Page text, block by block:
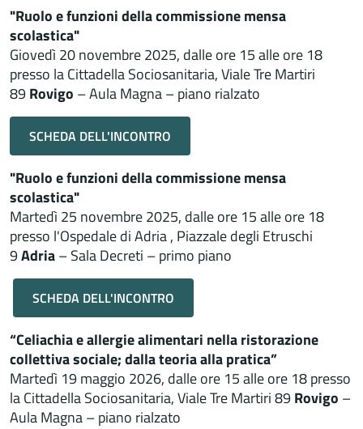
"Ruolo e funzioni della commissione mensa
scolastica"
Giovedì 20 novembre 2025, dalle ore 15 alle ore 18
presso la Cittadella Sociosanitaria, Viale Tre Martiri
89Rovigo – Aula Magna – piano rialzato
SCHEDA DELL'INCONTRO
"Ruolo e funzioni della commissione mensa
scolastica"
Martedì 25 novembre 2025, dalle ore 15 alle ore 18
presso l'Ospedale di Adria , Piazzale degli Etruschi
9Adria– Sala Decreti – primo piano
SCHEDA DELL'INCONTRO
“Celiachia e allergie alimentari nella ristorazione
collettiva sociale; dalla teoria alla pratica”
Martedì 19 maggio 2026, dalle ore 15 alle ore 18 presso
la Cittadella Sociosanitaria, Viale Tre Martiri 89Rovigo –
Aula Magna – piano rialzato